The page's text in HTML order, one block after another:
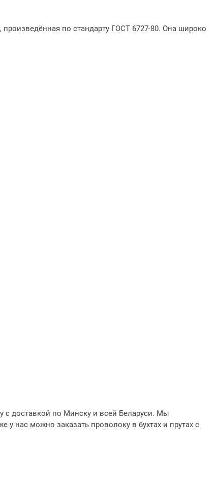
цены на
элементы
по стандарту ГОСТ 6727-80. Она широко
с доставкой по Минску и всей Беларуси. Мы
нас можно заказать проволоку в бухтах и прутах с